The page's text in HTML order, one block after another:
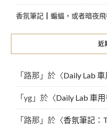
香氛筆記┃蝙蝠，或者暗夜
近
「 路那 」於〈Daily Lab
「 yg」於〈Daily Lab 車
「 路那 」於〈香氛筆記：